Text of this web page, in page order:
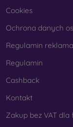
Cookies
Ochrona danych
Regulamin
Regulamin
Cashback
Kontakt
Zakup bez VAT dla